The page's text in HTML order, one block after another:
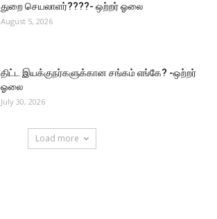
துறை செயலாளர்????- ஒற்றர் ஓலை
August 5, 2026
திட்ட இயக்குநர்களுக்கான சங்கம் எங்கே? -ஒற்றர்
ஓலை
July 30, 2026
Load more